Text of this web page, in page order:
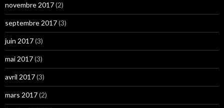
novembre 2017(2)
septembre 2017(3)
juin 2017(3)
mai 2017(3)
avril 2017(3)
mars 2017(2)